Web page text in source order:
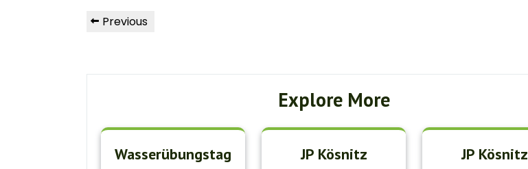
Beitragsnavigation
Previous
Previous
Explore More
Wasserübungstag
JP Kösnitz
JP Kösnitz